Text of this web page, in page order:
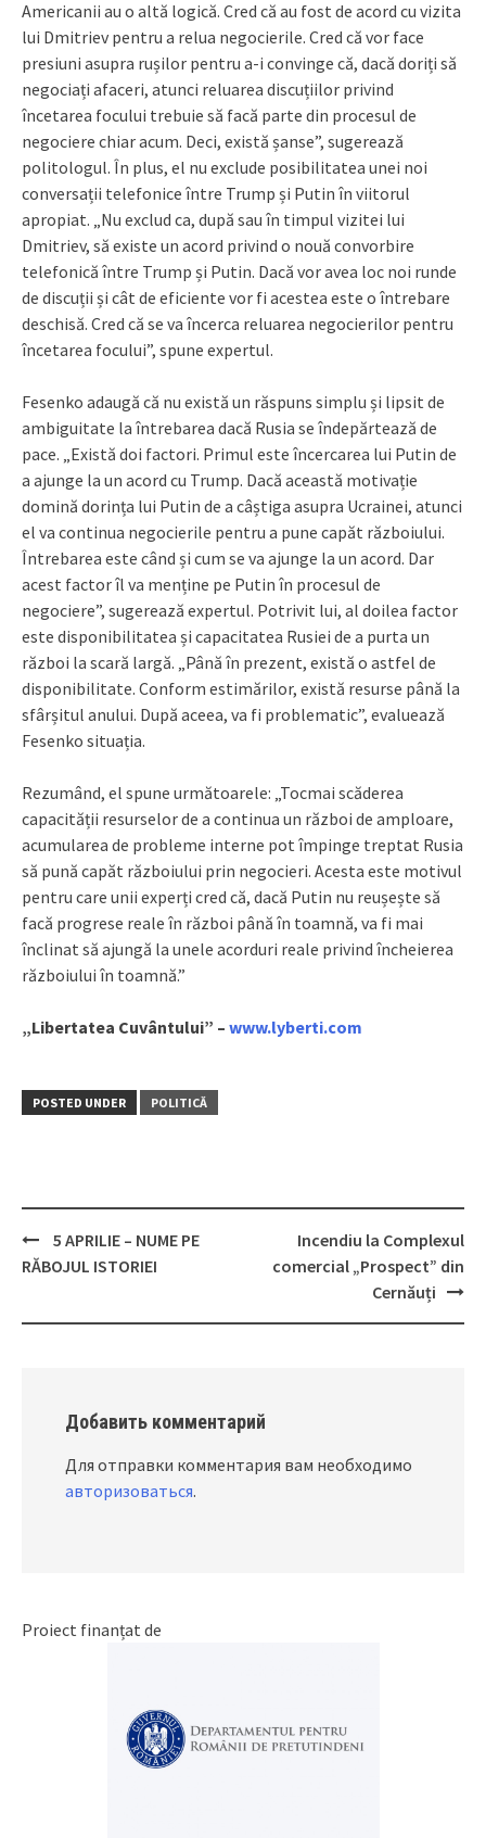
Americanii au o altă logică. Cred că au fost de acord cu vizita
lui Dmitriev pentru a relua negocierile. Cred că vor face
presiuni asupra rușilor pentru a-i convinge că, dacă doriți să
negociați afaceri, atunci reluarea discuțiilor privind
încetarea focului trebuie să facă parte din procesul de
negociere chiar acum. Deci, există șanse”, sugerează
politologul. În plus, el nu exclude posibilitatea unei noi
conversații telefonice între Trump și Putin în viitorul
apropiat. „Nu exclud ca, după sau în timpul vizitei lui
Dmitriev, să existe un acord privind o nouă convorbire
telefonică între Trump și Putin. Dacă vor avea loc noi runde
de discuții și cât de eficiente vor fi acestea este o întrebare
deschisă. Cred că se va încerca reluarea negocierilor pentru
încetarea focului”, spune expertul.
Fesenko adaugă că nu există un răspuns simplu și lipsit de
ambiguitate la întrebarea dacă Rusia se îndepărtează de
pace. „Există doi factori. Primul este încercarea lui Putin de
a ajunge la un acord cu Trump. Dacă această motivație
domină dorința lui Putin de a câștiga asupra Ucrainei, atunci
el va continua negocierile pentru a pune capăt războiului.
Întrebarea este când și cum se va ajunge la un acord. Dar
acest factor îl va menține pe Putin în procesul de
negociere”, sugerează expertul. Potrivit lui, al doilea factor
este disponibilitatea și capacitatea Rusiei de a purta un
război la scară largă. „Până în prezent, există o astfel de
disponibilitate. Conform estimărilor, există resurse până la
sfârșitul anului. După aceea, va fi problematic”, evaluează
Fesenko situația.
Rezumând, el spune următoarele: „Tocmai scăderea
capacității resurselor de a continua un război de amploare,
acumularea de probleme interne pot împinge treptat Rusia
să pună capăt războiului prin negocieri. Acesta este motivul
pentru care unii experți cred că, dacă Putin nu reușește să
facă progrese reale în război până în toamnă, va fi mai
înclinat să ajungă la unele acorduri reale privind încheierea
războiului în toamnă.”
„Libertatea Cuvântului” – www.lyberti.com
POSTED UNDER POLITICĂ
Post
5 APRILIE – NUME PE
RĂBOJUL ISTORIEI
Incendiu la Complexul
comercial „Prospect” din
Cernăuți
Добавить комментарий
Для отправки комментария вам необходимо
авторизоваться.
Proiect finanțat de